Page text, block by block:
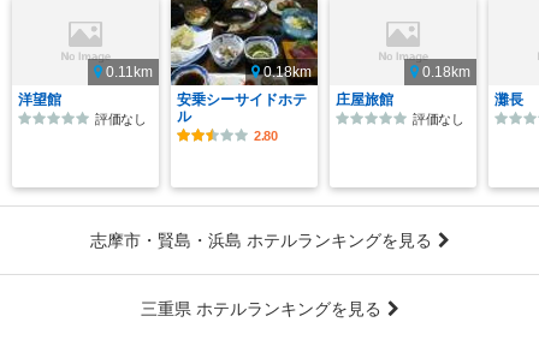
0.11km
洋望館
評価なし
0.18km
安乗シーサイドホテ
ル
2.80
0.18km
庄屋旅館
評価なし
灘長
志摩市・賢島・浜島 ホテルランキングを見る
三重県 ホテルランキングを見る